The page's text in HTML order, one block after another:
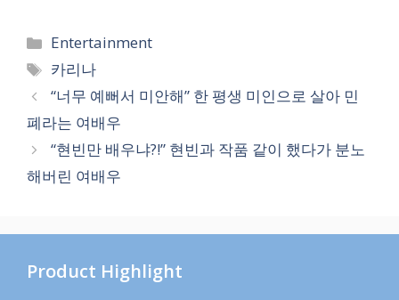
카
테
고
리
Entertainment
태
그
카리나
“너무 예뻐서 미안해” 한 평생 미인으로 살아 민
폐라는 여배우
“현빈만 배우냐?!” 현빈과 작품 같이 했다가 분노
해버린 여배우
Product Highlight